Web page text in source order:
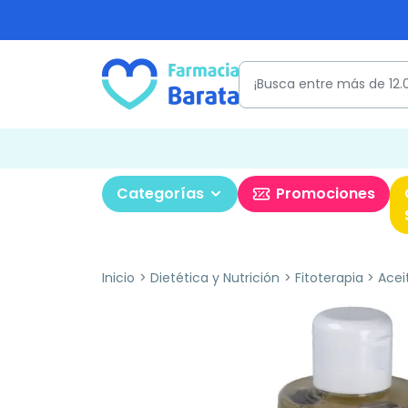
Categorías Promociones
Inicio Dietética y Nutrición Fitoterapia